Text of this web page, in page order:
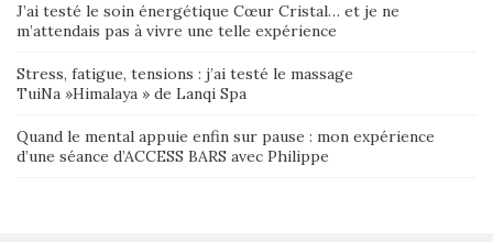
J’ai testé le soin énergétique Cœur Cristal… et je ne
m’attendais pas à vivre une telle expérience
Stress, fatigue, tensions : j’ai testé le massage
TuiNa »Himalaya » de Lanqi Spa
Quand le mental appuie enfin sur pause : mon expérience
d’une séance d’ACCESS BARS avec Philippe